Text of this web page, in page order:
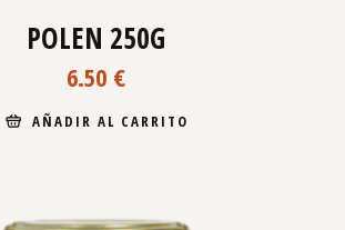
POLEN 250G
6.50 €
AÑADIR AL CARRITO